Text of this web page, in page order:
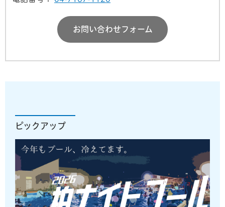
お問い合わせフォーム
ピックアップ